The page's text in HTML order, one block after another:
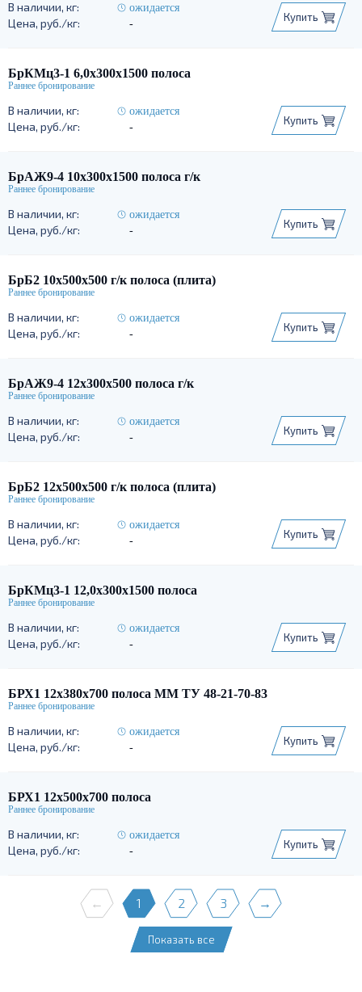
ожидается
-
Купить
БрКМц3-1 6,0х300х1500 полоса
ожидается
-
Купить
БрАЖ9-4 10х300х1500 полоса г/к
ожидается
-
Купить
БрБ2 10х500х500 г/к полоса (плита)
ожидается
-
Купить
БрАЖ9-4 12х300х500 полоса г/к
ожидается
-
Купить
БрБ2 12х500х500 г/к полоса (плита)
ожидается
-
Купить
БрКМц3-1 12,0х300х1500 полоса
ожидается
-
Купить
БРХ1 12х380х700 полоса ММ ТУ 48-21-70-83
ожидается
-
Купить
БРХ1 12х500х700 полоса
ожидается
-
Купить
← 1 2 3 →
Показать все